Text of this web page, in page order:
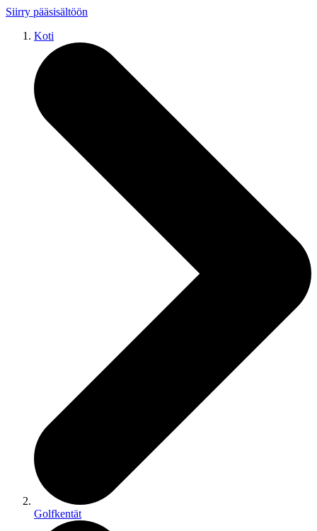
Siirry pääsisältöön
Koti
Golfkentät